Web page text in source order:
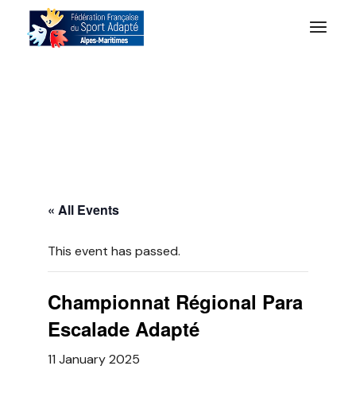
« All Events
This event has passed.
Championnat Régional Para
Escalade Adapté
11 January 2025